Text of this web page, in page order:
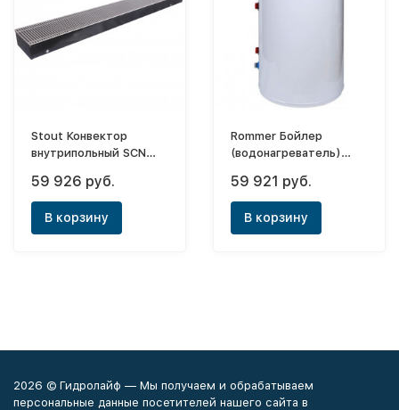
Stout Конвектор
внутрипольный SCN
естественной
конвекцией)
59 926 руб.
В корзину
Rommer Бойлер
(водонагреватель)
150 (настенный)
59 921 руб.
В корзину
2026 © Гидролайф — Мы получаем и обрабатываем
персональные данные посетителей нашего сайта в